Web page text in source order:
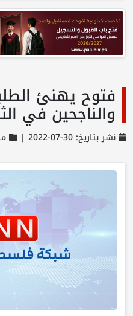
فتوح يهنئ
والناجحين في
نشر بتاريخ: 30-07-2022 |